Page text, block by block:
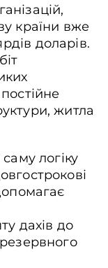
країни вже
доларів.
житла
логіку
дахів до